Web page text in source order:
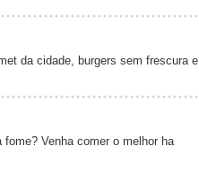
da cidade, burgers sem frescura e
fome? Venha comer o melhor ha